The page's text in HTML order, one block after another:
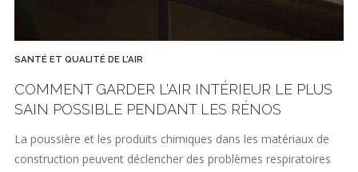
SANTÉ ET QUALITÉ DE L'AIR
COMMENT GARDER L'AIR INTÉRIEUR LE PLUS
SAIN POSSIBLE PENDANT LES RÉNOS
La poussière et les produits chimiques dans les matériaux de
construction peuvent déclencher des problèmes respiratoires